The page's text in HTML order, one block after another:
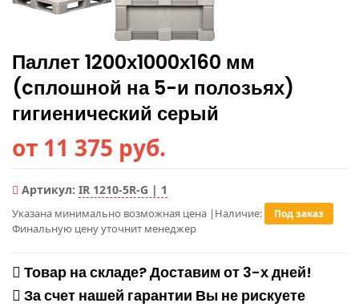
Паллет 1200х1000х160 мм
(cплошной на 5-и полозьях)
гигиенический серый
от 11 375 руб.
Артикул: IR 1210-5R-G | 1
Указана минимально возможная цена |
Финальную цену уточнит менеджер
Наличие: Под заказ
Товар на складе? Доставим от 3-х дней!
За счет нашей гарантии Вы не рискуете